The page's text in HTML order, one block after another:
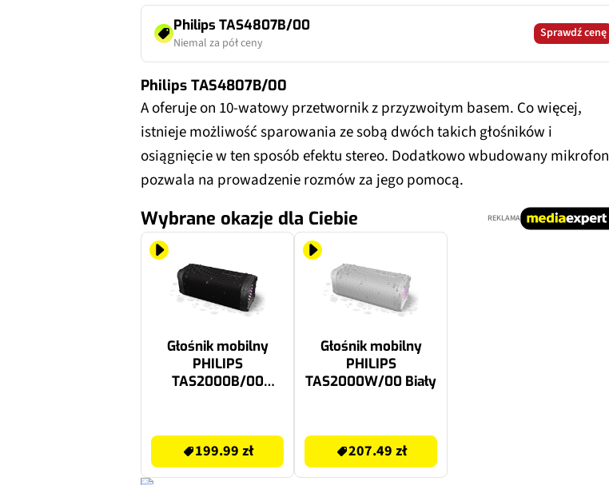
Philips TAS4807B/00
Niemal za pół ceny
Sprawdź cenę
Philips TAS4807B/00
A oferuje on 10-watowy przetwornik z przyzwoitym basem. Co więcej,
istnieje możliwość sparowania ze sobą dwóch takich głośników i
osiągnięcie w ten sposób efektu stereo. Dodatkowo wbudowany mikrofon
pozwala na prowadzenie rozmów za jego pomocą.
Wybrane okazje dla Ciebie REKLAMA
Głośnik mobilny
PHILIPS
TAS2000B/00
199.99 zł
Głośnik mobilny
PHILIPS
TAS2000W/00 Biały
207.49 zł